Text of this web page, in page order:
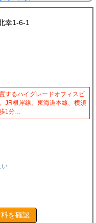
幸1-6-1
するハイグレードオフィスビ
JR根岸線、東海道本線、横須
1分…
い
を確認